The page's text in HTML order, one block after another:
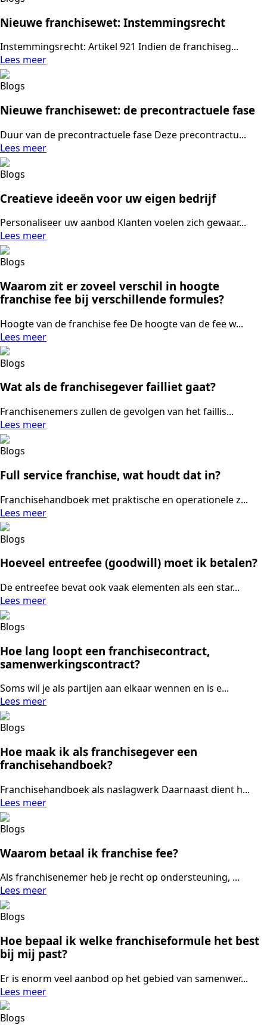
Nieuwe franchisewet: Instemmingsrecht
Instemmingsrecht: Artikel 921 Indien de franchiseg...
Lees meer
Blogs
Nieuwe franchisewet: de precontractuele fase
Duur van de precontractuele fase Deze precontractu...
Lees meer
Blogs
Creatieve ideeën voor uw eigen bedrijf
Personaliseer uw aanbod Klanten voelen zich gewaar...
Lees meer
Blogs
Waarom zit er zoveel verschil in hoogte
franchise fee bij verschillende formules?
Hoogte van de franchise fee De hoogte van de fee w...
Lees meer
Blogs
Wat als de franchisegever failliet gaat?
Franchisenemers zullen de gevolgen van het faillis...
Lees meer
Blogs
Full service franchise, wat houdt dat in?
Franchisehandboek met praktische en operationele z...
Lees meer
Blogs
Hoeveel entreefee (goodwill) moet ik betalen?
De entreefee bevat ook vaak elementen als een star...
Lees meer
Blogs
Hoe lang loopt een franchisecontract,
samenwerkingscontract?
Soms wil je als partijen aan elkaar wennen en is e...
Lees meer
Blogs
Hoe maak ik als franchisegever een
franchisehandboek?
Franchisehandboek als naslagwerk Daarnaast dient h...
Lees meer
Blogs
Waarom betaal ik franchise fee?
Als franchisenemer heb je recht op ondersteuning, ...
Lees meer
Blogs
Hoe bepaal ik welke franchiseformule het best
bij mij past?
Er is enorm veel aanbod op het gebied van samenwer...
Lees meer
Blogs